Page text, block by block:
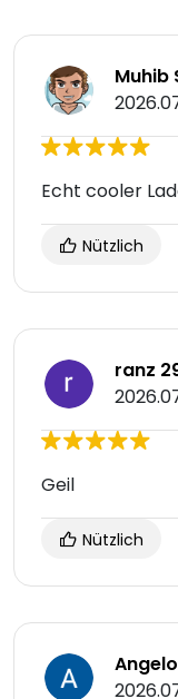
Muhib
Echt cooler
Nützlich
ranz
Geil
Nützlich